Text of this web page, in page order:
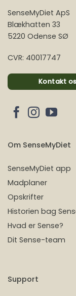
SenseMyDiet ApS
Blækhatten 33
5220 Odense SØ
CVR: 40017747
Kontakt os
Om SenseMyDiet
SenseMyDiet app
Madplaner
Opskrifter
Historien bag
Hvad er Sense?
Dit Sense-team
Support